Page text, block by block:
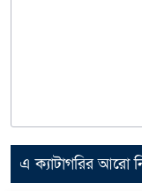
এ ক্যাটাগরির আরো